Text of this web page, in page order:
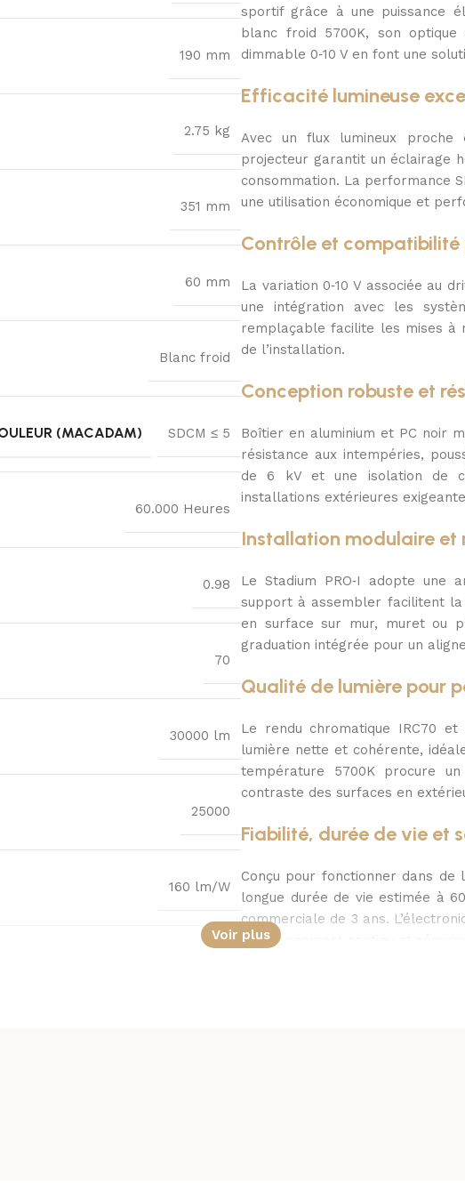
190 mm
2.75 kg
351 mm
60 mm
Blanc froid
(MACADAM) SDCM ≤ 5
60.000 Heures
0.98
70
30000 lm
25000
160 lm/W
sportif grâce à une puissance
blanc froid 5700K, son
dimmable 0‑10 V en font une
Efficacité lumineuse
Avec un flux lumineux
projecteur garantit un éclairage
consommation. La performance
une utilisation économique et
Contrôle et compatibilité
La variation 0‑10 V associée au
une intégration avec les
remplaçable facilite les mises à
de l’installation.
Conception robuste et
Boîtier en aluminium et PC noir
résistance aux intempéries,
de 6 kV et une isolation de
installations extérieures
Installation modulaire
Le Stadium PRO‑I adopte une
support à assembler facilitent
en surface sur mur, muret ou
graduation intégrée pour un
Qualité de lumière pour
Le rendu chromatique IRC70
lumière nette et cohérente,
température 5700K procure
contraste des surfaces en
Fiabilité, durée de vie et
Conçu pour fonctionner dans
longue durée de vie estimée à
commerciale de 3 ans.
fonctionnement continu et sécurisé.
Voir plus